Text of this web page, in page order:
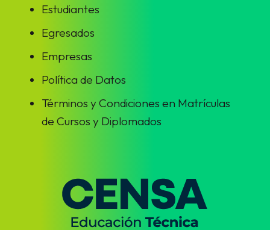
Estudiantes
Egresados
Empresas
Política de Datos
Términos y Condiciones en Matrículas
de Cursos y Diplomados